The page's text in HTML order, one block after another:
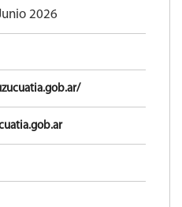
2026